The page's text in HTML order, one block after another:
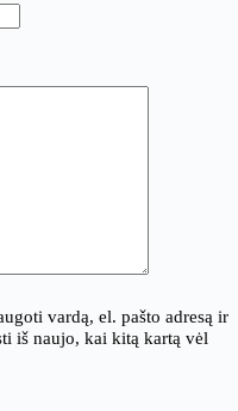
vardą, el. pašto adresą ir
iš naujo, kai kitą kartą vėl